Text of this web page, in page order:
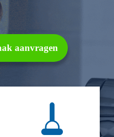
aanvragen